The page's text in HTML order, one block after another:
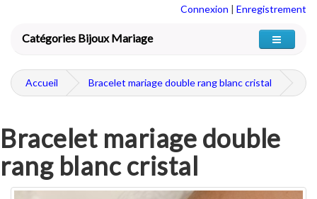
Connexion | Enregistrement
Catégories Bijoux Mariage
Accueil Bracelet mariage double rang blanc cristal
Bracelet mariage double
rang blanc cristal